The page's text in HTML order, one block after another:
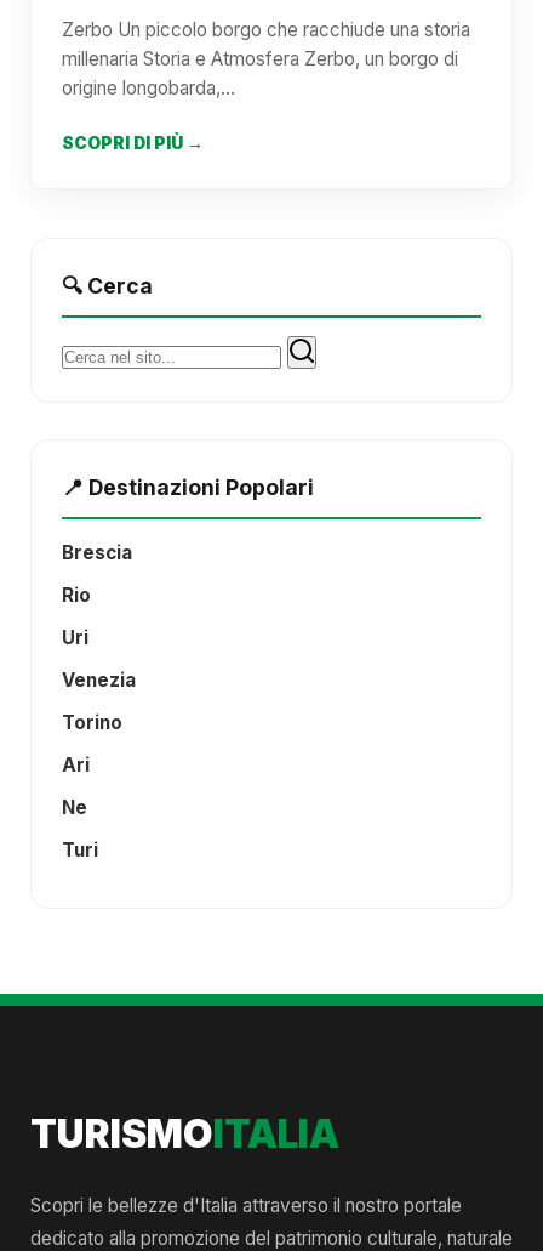
Zerbo Un piccolo borgo che racchiude una storia
millenaria Storia e Atmosfera Zerbo, un borgo di
origine longobarda,…
SCOPRI DI PIÙ →
🔍 Cerca
Cerca:
📍 Destinazioni Popolari
Brescia
Rio
Uri
Venezia
Torino
Ari
Ne
Turi
TURISMOITALIA
Scopri le bellezze d'Italia attraverso il nostro portale
dedicato alla promozione del patrimonio culturale, naturale